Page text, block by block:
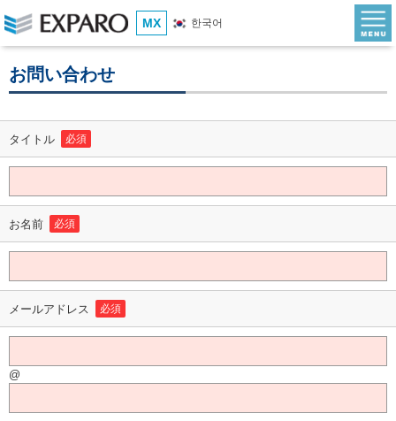
MX 한국어
お問い合わせ
タイトル 必須
お名前 必須
メールアドレス 必須
@